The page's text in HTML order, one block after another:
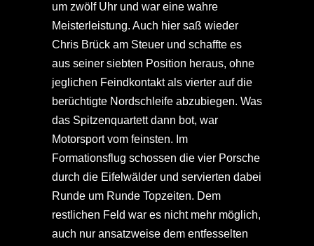
um zwölf Uhr und war eine wahre
Meisterleistung. Auch hier saß wieder
Chris Brück am Steuer und schaffte es
aus seiner siebten Position heraus, ohne
jeglichen Feindkontakt als vierter auf die
berüchtigte Nordschleife abzubiegen. Was
das Spitzenquartett dann bot, war
Motorsport vom feinsten. Im
Formationsflug schossen die vier Porsche
durch die Eifelwälder und servierten dabei
Runde um Runde Topzeiten. Dem
restlichen Feld war es nicht mehr möglich,
auch nur ansatzweise dem entfesselten